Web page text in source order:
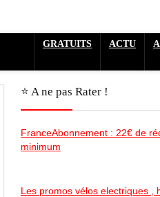
GRATUITS ACTU
⭐️ A ne pas Rater !
FranceAbonnement : 22€ de
minimum
Les promos vélos electriques ,